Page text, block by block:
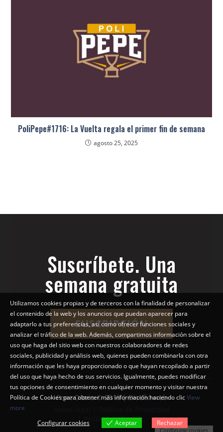
PoliPepe#1716: La Vuelta regala el primer fin de semana
agosto 25, 2025
Suscríbete. Una
semana gratuita
SUSCRIPCIÓN
Pepe Diario © 2018 | Diseño web
| Política de Cookies
Utilizamos cookies propias y de terceros con la finalidad de personalizar
el contenido de la web y los anuncios que puedan aparecer para
adaptarlo a tus preferencias, así como ofrecer funciones sociales y
analizar el tráfico de la web. Además, compartimos información sobre el
uso que haga del sitio web con nuestros colaboradores de redes
sociales, publicidad y análisis web, quienes pueden combinarla con otra
información que les haya proporcionado o que hayan recopilado a partir
del uso que haya hecho de sus servicios. Igualmente, puedes modificar
tus opciones de consentimiento en cualquier momento y visitar nuestra
Política de Cookies para obtener más información haciendo clicView
more
Configurar cookies
Aceptar Rechazar
Configurar cookies